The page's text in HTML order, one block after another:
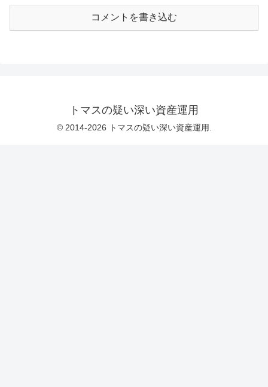
コメントを書き込む
トマスの疑い深い資産運用
© 2014-2026 トマスの疑い深い資産運用.